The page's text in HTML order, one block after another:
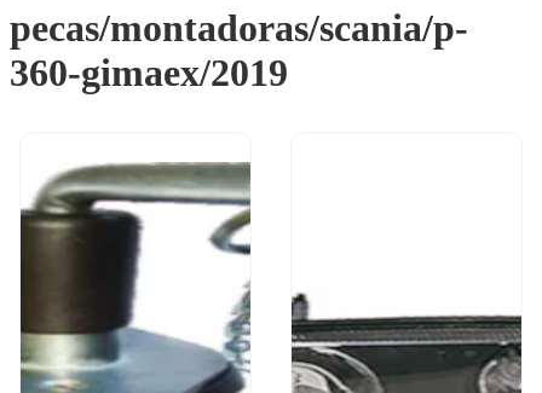
pecas/montadoras/scania/p-
360-gimaex/2019